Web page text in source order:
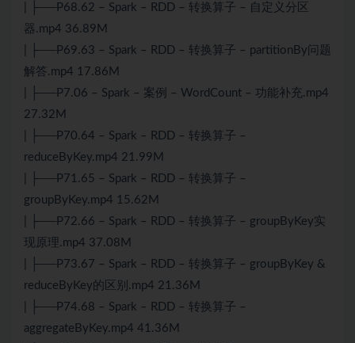
| ├──P68.62 – Spark – RDD – 转换算子 – 自定义分区
器.mp4 36.89M
| ├──P69.63 – Spark – RDD – 转换算子 – partitionBy问题
解答.mp4 17.86M
| ├──P7.06 – Spark – 案例 – WordCount – 功能补充.mp4
27.32M
| ├──P70.64 – Spark – RDD – 转换算子 –
reduceByKey.mp4 21.99M
| ├──P71.65 – Spark – RDD – 转换算子 –
groupByKey.mp4 15.62M
| ├──P72.66 – Spark – RDD – 转换算子 – groupByKey实
现原理.mp4 37.08M
| ├──P73.67 – Spark – RDD – 转换算子 – groupByKey &
reduceByKey的区别.mp4 21.36M
| ├──P74.68 – Spark – RDD – 转换算子 –
aggregateByKey.mp4 41.36M